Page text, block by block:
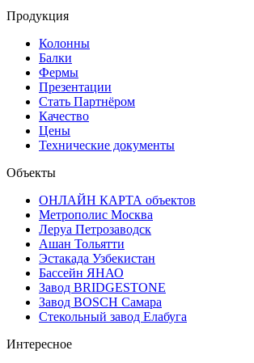
Продукция
Колонны
Балки
Фермы
Презентации
Стать Партнёром
Качество
Цены
Технические документы
Объекты
ОНЛАЙН КАРТА объектов
Метрополис Москва
Леруа Петрозаводск
Ашан Тольятти
Эстакада Узбекистан
Бассейн ЯНАО
Завод BRIDGESTONE
Завод BOSCH Самара
Стекольный завод Елабуга
Интересное